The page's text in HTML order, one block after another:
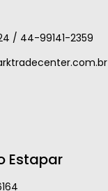
/ 44-99141-2359
Estapar